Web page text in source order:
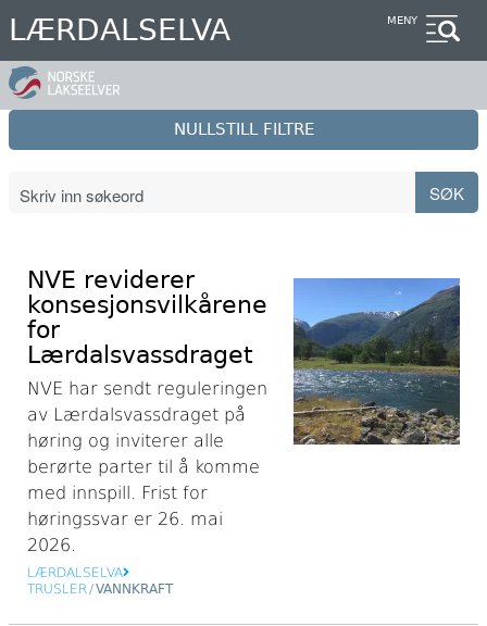
Hopp
til
hovedinnhold
LÆRDALSELVA MENY
NULLSTILL FILTRE
NVE reviderer
konsesjonsvilkårene
for
Lærdalsvassdraget
NVE har sendt reguleringen
av Lærdalsvassdraget på
høring og inviterer alle
berørte parter til å komme
med innspill. Frist for
høringssvar er 26. mai
2026.
LÆRDALSELVA
TRUSLER/VANNKRAFT